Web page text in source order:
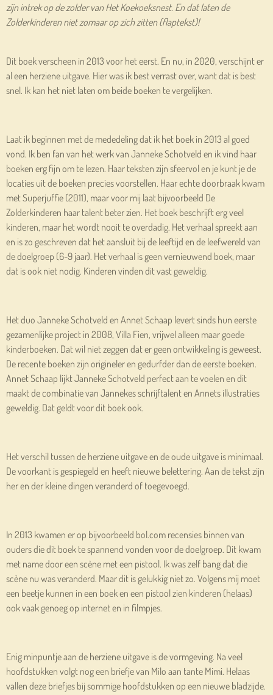
zijn intrek op de zolder van Het Koekoeksnest. En dat laten de
Zolderkinderen niet zomaar op zich zitten (flaptekst)!
Dit boek verscheen in 2013 voor het eerst. En nu, in 2020, verschijnt er
al een herziene uitgave. Hier was ik best verrast over, want dat is best
snel. Ik kan het niet laten om beide boeken te vergelijken.
Laat ik beginnen met de mededeling dat ik het boek in 2013 al goed
vond. Ik ben fan van het werk van Janneke Schotveld en ik vind haar
boeken erg fijn om te lezen. Haar teksten zijn sfeervol en je kunt je de
locaties uit de boeken precies voorstellen. Haar echte doorbraak kwam
met Superjuffie (2011), maar voor mij laat bijvoorbeeld De
Zolderkinderen haar talent beter zien. Het boek beschrijft erg veel
kinderen, maar het wordt nooit te overdadig. Het verhaal spreekt aan
en is zo geschreven dat het aansluit bij de leeftijd en de leefwereld van
de doelgroep (6-9 jaar). Het verhaal is geen vernieuwend boek, maar
dat is ook niet nodig. Kinderen vinden dit vast geweldig.
Het duo Janneke Schotveld en Annet Schaap levert sinds hun eerste
gezamenlijke project in 2008, Villa Fien, vrijwel alleen maar goede
kinderboeken. Dat wil niet zeggen dat er geen ontwikkeling is geweest.
De recente boeken zijn origineler en gedurfder dan de eerste boeken.
Annet Schaap lijkt Janneke Schotveld perfect aan te voelen en dit
maakt de combinatie van Jannekes schrijftalent en Annets illustraties
geweldig. Dat geldt voor dit boek ook.
Het verschil tussen de herziene uitgave en de oude uitgave is minimaal.
De voorkant is gespiegeld en heeft nieuwe belettering. Aan de tekst zijn
her en der kleine dingen veranderd of toegevoegd.
In 2013 kwamen er op bijvoorbeeld bol.com recensies binnen van
ouders die dit boek te spannend vonden voor de doelgroep. Dit kwam
met name door een scène met een pistool. Ik was zelf bang dat die
scène nu was veranderd. Maar dit is gelukkig niet zo. Volgens mij moet
een beetje kunnen in een boek en een pistool zien kinderen (helaas)
ook vaak genoeg op internet en in filmpjes.
Enig minpuntje aan de herziene uitgave is de vormgeving. Na veel
hoofdstukken volgt nog een briefje van Milo aan tante Mimi. Helaas
vallen deze briefjes bij sommige hoofdstukken op een nieuwe bladzijde.